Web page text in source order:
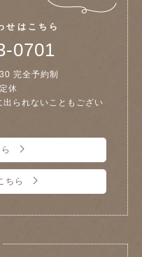
せはこちら
0701
完全予約制
休
られないこともござい
ら
ちら